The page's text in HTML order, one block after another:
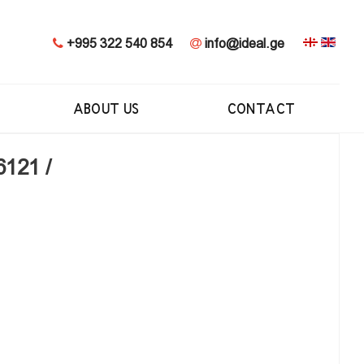
info@ideal.ge
+995 322 540 854
ABOUT US CONTACT
/